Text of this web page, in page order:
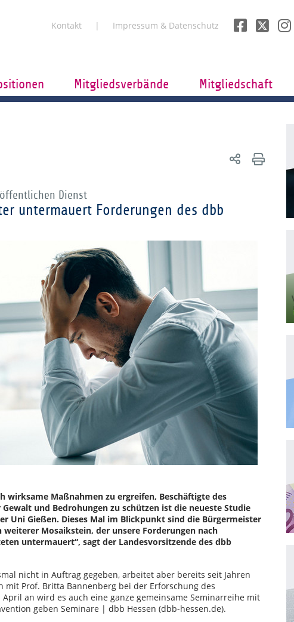
Kontakt Impressum & Datenschutz
Mitgliedsverbände Mitgliedschaft
Dienst
untermauert Forderungen des dbb
wirksame Maßnahmen zu ergreifen, Beschäftigte des
und Bedrohungen zu schützen ist die neueste Studie
Uni Gießen. Dieses Mal im Blickpunkt sind die Bürgermeister
Mosaikstein, der unsere Forderungen nach
untermauert“, sagt der Landesvorsitzende des dbb
nicht in Auftrag gegeben, arbeitet aber bereits seit Jahren
Prof. Britta Bannenberg bei der Erforschung des
an wird es auch eine ganze gemeinsame Seminarreihe mit
geben Seminare | dbb Hessen (dbb-hessen.de).